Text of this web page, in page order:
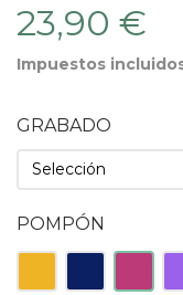
23,90 €
Impuestos
GRABADO
POMPÓN
AmarilloAzul
Oscuro
Fucsia